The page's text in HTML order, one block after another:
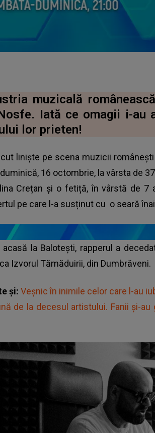
ARTICOLUL
muzicală
Iată ce omagii i-au
lor prieten!
liniște pe scena muzicii
16 octombrie, la vârsta de
Crețan și o fetiță, în vârstă de 7
pe care l-a susținut cu o seară
acasă la Balotești, rapperul a
Izvorul Tămăduirii, din Dumbrăveni.
și: Veșnic în inimile celor care l-au
de la decesul artistului. Fanii și-